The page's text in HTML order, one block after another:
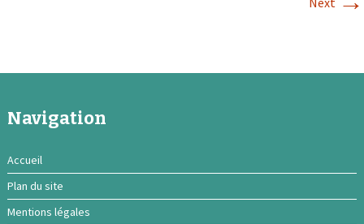
Navigation
Accueil
Plan du site
Mentions légales